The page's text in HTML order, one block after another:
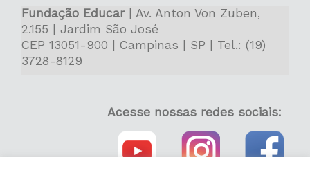
Fundação Educar| Av. Anton Von Zuben,
2.155 | Jardim São José
CEP 13051-900 | Campinas | SP | Tel.: (19)
3728-8129
Acesse nossas redes sociais: